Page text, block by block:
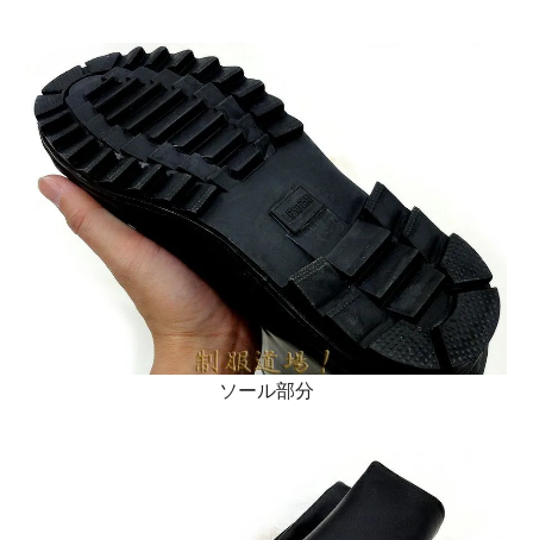
ソール部分